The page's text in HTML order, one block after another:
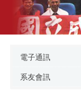
電子通訊
系友會訊